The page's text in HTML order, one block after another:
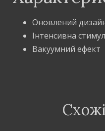
Оновлений
Інтенсивна
Вакуумний ефект